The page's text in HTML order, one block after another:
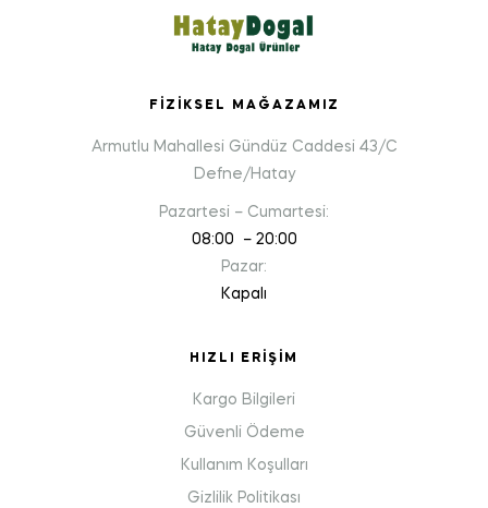
FIZIKSEL MAĞAZAMIZ
Armutlu Mahallesi Gündüz Caddesi 43/C
Defne/Hatay
Pazartesi – Cumartesi:
08:00 – 20:00
Pazar:
Kapalı
HIZLI ERIŞIM
Kargo Bilgileri
Güvenli Ödeme
Kullanım Koşulları
Gizlilik Politikası